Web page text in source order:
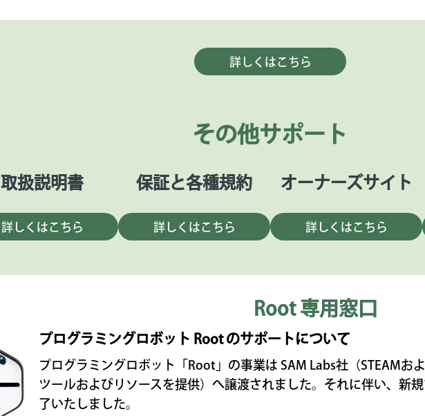
詳しくはこちら
その他サポート
取扱説明書
詳しくはこちら
保証と各種規約
詳しくはこちら
オーナーズサイト
詳しくはこちら
Root 専用窓口
プログラミングロボット Root のサポートについて
プログラミングロボット「Root」の事業は SAM Labs社（STEAMお
ツールおよびリソースを提供）へ譲渡されました。それに伴い、新
了いたしました。